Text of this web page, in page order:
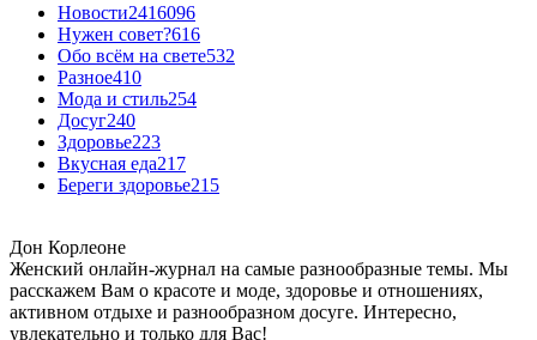
Новости2416096
Нужен совет?616
Обо всём на свете532
Разное410
Мода и стиль254
Досуг240
Здоровье223
Вкусная еда217
Береги здоровье215
Дон Корлеоне
Женский онлайн-журнал на самые разнообразные темы. Мы
расскажем Вам о красоте и моде, здоровье и отношениях,
активном отдыхе и разнообразном досуге. Интересно,
увлекательно и только для Вас!